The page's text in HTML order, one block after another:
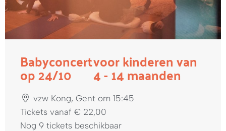
Babyconcert
op 24/10
voor kinderen van
4 - 14 maanden
vzw Kong, Gent om 15:45
Tickets vanaf € 22,00
Nog 9 tickets beschikbaar